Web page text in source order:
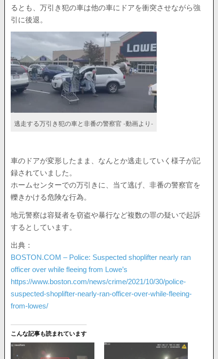
るとも、万引き犯の車は他の車にドアを衝突させながら強
引に後退。
逃走する万引き犯の車と非番の警察官 -動画より-
車のドアが変形したまま、なんとか逃走していく様子が記
録されていました。
ホームセンターでの万引きに、当て逃げ、非番の警察官を
轢きかける危険な行為。
地元警察は容疑者を窃盗や暴行など複数の罪の疑いで起訴
するとしています。
出典：
BOSTON.COM – Police: Suspected shoplifter nearly ran
officer over while fleeing from Lowe’s
https://www.boston.com/news/crime/2021/10/30/police-
suspected-shoplifter-nearly-ran-officer-over-while-fleeing-
from-lowes/
こんな記事も読まれています